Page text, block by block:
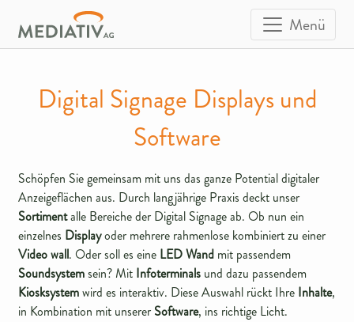
Menü
Digital Signage Displays und
Software
Schöpfen Sie gemeinsam mit uns das ganze Potential digitaler
Anzeigeflächen aus. Durch langjährige Praxis deckt unser
Sortimentalle Bereiche der Digital Signage ab. Ob nun ein
einzelnes Displayoder mehrere rahmenlose kombiniert zu einer
Video wall. Oder soll es eine LED Wand mit passendem
Soundsystemsein? Mit Infoterminals und dazu passendem
Kiosksystemwird es interaktiv. Diese Auswahl rückt Ihre Inhalte,
in Kombination mit unserer Software, ins richtige Licht.